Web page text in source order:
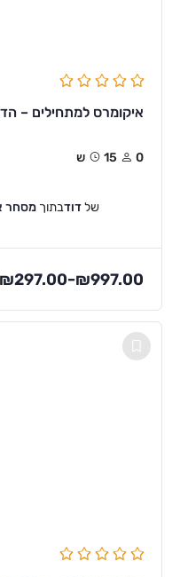
איקומרס למתחילים –
0 15ש
שלדודבתוך מסחר
₪297.00–₪997.00